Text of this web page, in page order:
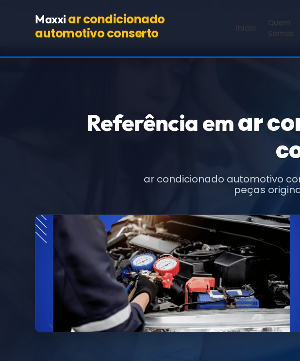
Maxxi ar condicionado
automotivo conserto
Início
Quem
Somos
Referência emar
ar condicionado automotivo
peças